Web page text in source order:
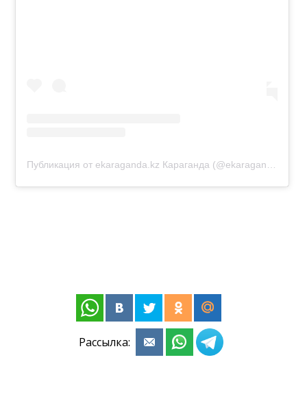
Рассылка: